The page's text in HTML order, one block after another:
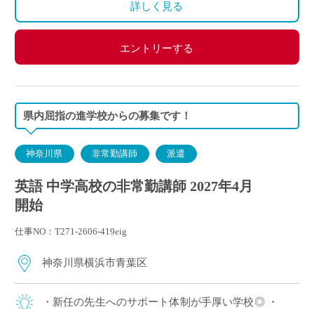
詳しく見る
エントリーする
県内屈指の進学校からの募集です！
神奈川県 非常勤講師 派遣
英語 中学高校の非常勤講師 2027年4月
開始
仕事NO：T271-2606-419eig
神奈川県横浜市青葉区
・新任の先生へのサポート体制が手厚い学校◎ ・